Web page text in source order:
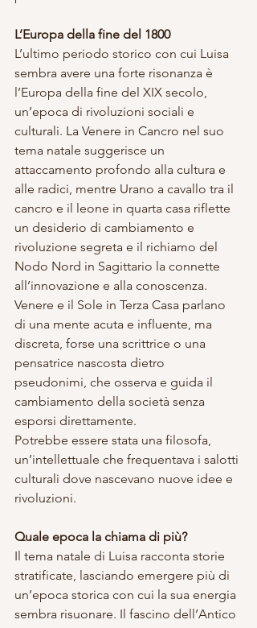
L’Europa della fine del 1800
L’ultimo periodo storico con cui Luisa
sembra avere una forte risonanza è
l’Europa della fine del XIX secolo,
un’epoca di rivoluzioni sociali e
culturali. La Venere in Cancro nel suo
tema natale suggerisce un
attaccamento profondo alla cultura e
alle radici, mentre Urano a cavallo tra il
cancro e il leone in quarta casa riflette
un desiderio di cambiamento e
rivoluzione segreta e il richiamo del
Nodo Nord in Sagittario la connette
all’innovazione e alla conoscenza.
Venere e il Sole in Terza Casa parlano
di una mente acuta e influente, ma
discreta, forse una scrittrice o una
pensatrice nascosta dietro
pseudonimi, che osserva e guida il
cambiamento della società senza
esporsi direttamente.
Potrebbe essere stata una filosofa,
un’intellettuale che frequentava i salotti
culturali dove nascevano nuove idee e
rivoluzioni.
Quale epoca la chiama di più?
Il tema natale di Luisa racconta storie
stratificate, lasciando emergere più di
un’epoca storica con cui la sua energia
sembra risuonare. Il fascino dell’Antico